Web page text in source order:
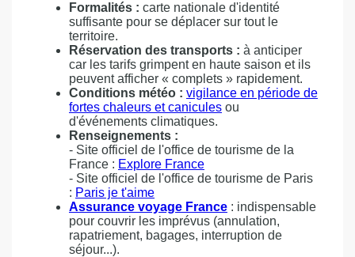
Formalités : carte nationale d'identité
suffisante pour se déplacer sur tout le
territoire.
Réservation des transports : à anticiper
car les tarifs grimpent en haute saison et ils
peuvent afficher « complets » rapidement.
Conditions météo : vigilance en période de
fortes chaleurs et canicules ou
d'événements climatiques.
Renseignements :
- Site officiel de l'office de tourisme de la
France : Explore France
- Site officiel de l'office de tourisme de Paris
: Paris je t'aime
Assurance voyage France : indispensable
pour couvrir les imprévus (annulation,
rapatriement, bagages, interruption de
séjour...).